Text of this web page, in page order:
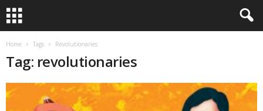
Home Tags Revolutionaries
Tag: revolutionaries